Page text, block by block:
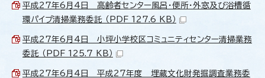
平成27年6月4日 高齢者センター風呂・便所・外窓及び浴槽循
環パイプ清掃業務委託 （PDF 127.6 KB）
平成27年6月4日 小坪小学校区コミュニティセンター清掃業務
委託 （PDF 125.7 KB）
平成27年6月4日 平成27年度 埋蔵文化財発掘調査業務委